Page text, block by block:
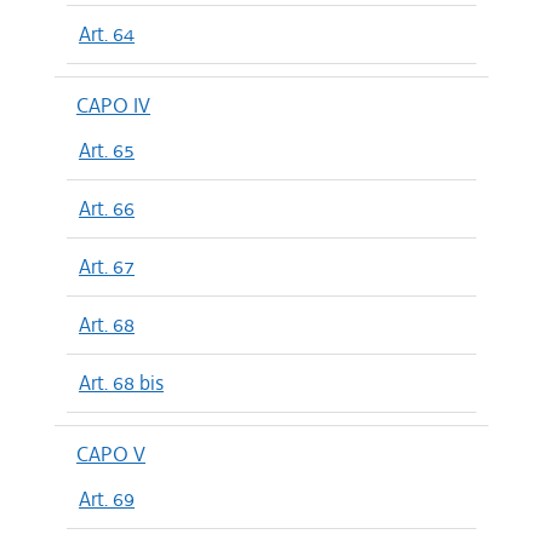
Art. 64
CAPO IV
Art. 65
Art. 66
Art. 67
Art. 68
Art. 68 bis
CAPO V
Art. 69